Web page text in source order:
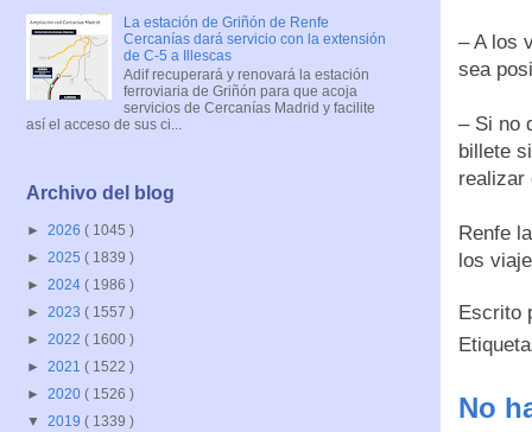
– A los
sea
– Si no
billete
realizar
Renfe
los
Escrito
No
La estación de Griñón de Renfe
Cercanías dará servicio con la extensión
de C-5 a Illescas
Adif recuperará y renovará la estación
ferroviaria de Griñón para que acoja
servicios de Cercanías Madrid y facilite
así el acceso de sus ci...
Archivo del blog
► 2026 ( 1045 )
► 2025 ( 1839 )
► 2024 ( 1986 )
► 2023 ( 1557 )
► 2022 ( 1600 )
► 2021 ( 1522 )
► 2020 ( 1526 )
▼ 2019 ( 1339 )